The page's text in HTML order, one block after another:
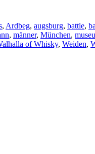
, Ardbeg, augsburg, battle,
, männer, München,
of Whisky, Weiden,